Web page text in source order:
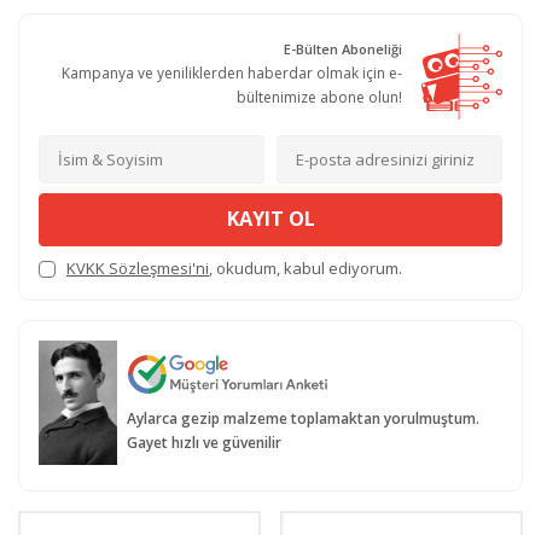
E-Bülten Aboneliği
Kampanya ve yeniliklerden haberdar olmak için e-
bültenimize abone olun!
KAYIT OL
KVKK Sözleşmesi'ni , okudum, kabul ediyorum.
Aylarca gezip malzeme toplamaktan yorulmuştum.
Gayet hızlı ve güvenilir